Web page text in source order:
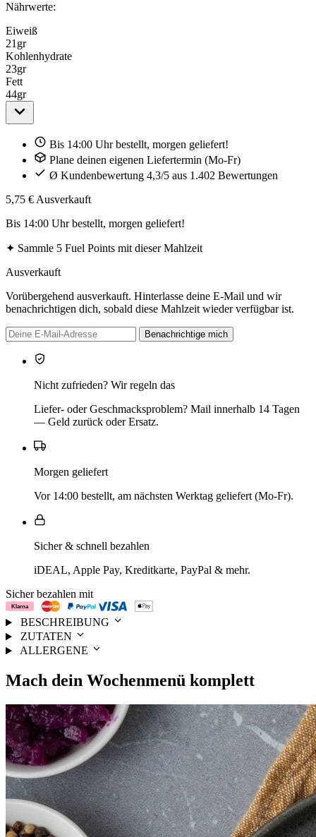
Nährwerte:
Eiweiß
21 gr
Kohlenhydrate
23gr
Fett
44gr
Bis 14:00 Uhr bestellt, morgen geliefert!
Plane deinen eigenen Liefertermin (Mo-Fr)
Ø Kundenbewertung 4,3/5 aus 1.402 Bewertungen
5,75 € Ausverkauft
Bis 14:00 Uhr bestellt, morgen geliefert!
✦ Sammle 5 Fuel Points mit dieser Mahlzeit
Ausverkauft
Vorübergehend ausverkauft. Hinterlasse deine E-Mail und wir
benachrichtigen dich, sobald diese Mahlzeit wieder verfügbar ist.
Benachrichtige mich
Nicht zufrieden? Wir regeln das
Liefer- oder Geschmacksproblem? Mail innerhalb 14 Tagen
— Geld zurück oder Ersatz.
Morgen geliefert
Vor 14:00 bestellt, am nächsten Werktag geliefert (Mo-Fr).
Sicher & schnell bezahlen
iDEAL, Apple Pay, Kreditkarte, PayPal & mehr.
Sicher bezahlen mit
BESCHREIBUNG
ZUTATEN
ALLERGENE
Mach dein Wochenmenü komplett